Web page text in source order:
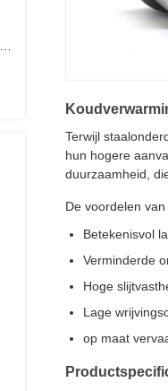
Terwijl
hun hogere
duurzaamheid,
De voordelen
Betekenisvol
Verminderde
Hoge
Lage
op maat